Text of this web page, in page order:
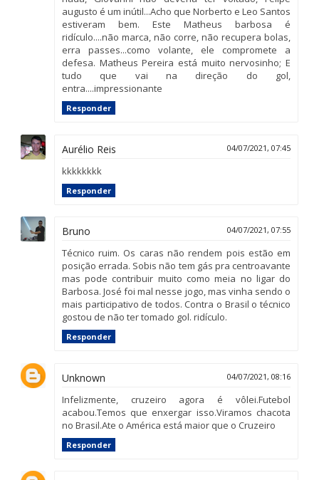
augusto é um inútil...Acho que Norberto e Leo Santos
estiveram bem. Este Matheus barbosa é
ridículo....não marca, não corre, não recupera bolas,
erra passes...como volante, ele compromete a
defesa. Matheus Pereira está muito nervosinho; E
tudo que vai na direção do gol,
entra....impressionante
Responder
Aurélio Reis 04/07/2021, 07:45
kkkkkkkk
Responder
Bruno 04/07/2021, 07:55
Técnico ruim. Os caras não rendem pois estão em
posição errada. Sobis não tem gás pra centroavante
mas pode contribuir muito como meia no ligar do
Barbosa. José foi mal nesse jogo, mas vinha sendo o
mais participativo de todos. Contra o Brasil o técnico
gostou de não ter tomado gol. ridículo.
Responder
Unknown 04/07/2021, 08:16
Infelizmente, cruzeiro agora é vôlei.Futebol
acabou.Temos que enxergar isso.Viramos chacota
no Brasil.Ate o América está maior que o Cruzeiro
Responder